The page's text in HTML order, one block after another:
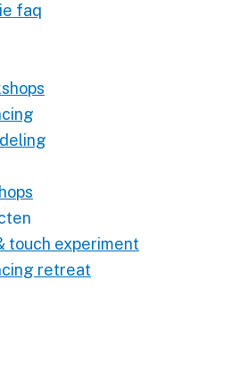
faq
touch experiment
retreat